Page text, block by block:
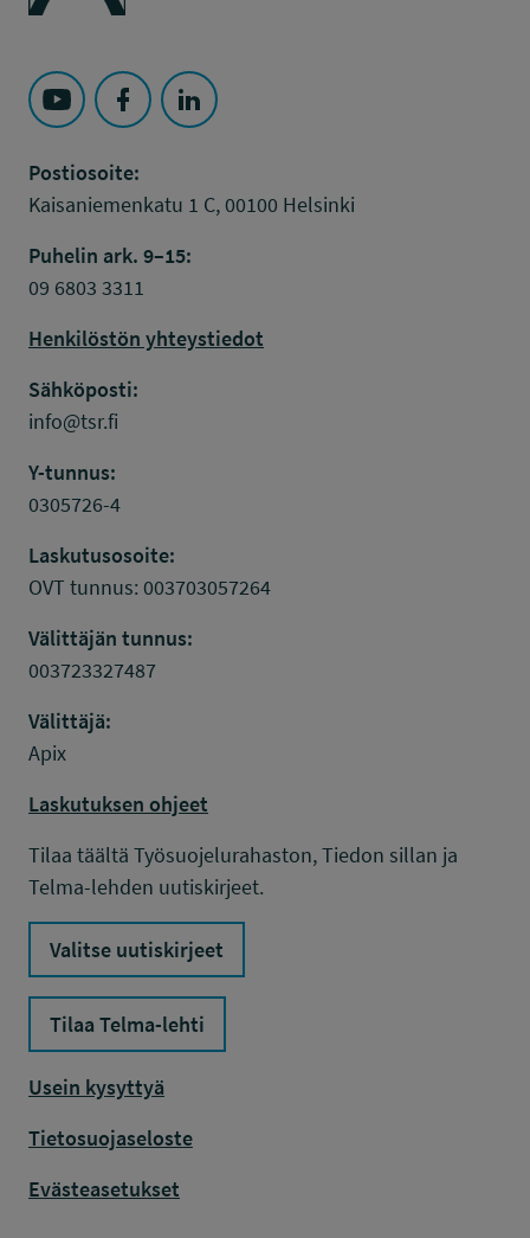
Seuraa Työsuojelurahasto kohteessa: YouTube
Seuraa Työsuojelurahasto kohteessa:
Seuraa Työsuojelurahasto kohteessa:
Postiosoite:
Kaisaniemenkatu 1 C, 00100 Helsinki
Puhelin ark. 9–15:
09 6803 3311
Henkilöstön yhteystiedot
Sähköposti:
info@tsr.fi
Y-tunnus:
0305726-4
Laskutusosoite:
OVT tunnus: 003703057264
Välittäjän tunnus:
003723327487
Välittäjä:
Apix
Laskutuksen ohjeet
Tilaa täältä Työsuojelurahaston, Tiedon sillan ja
Telma-lehden uutiskirjeet.
Valitse uutiskirjeet
Tilaa Telma-lehti
Usein kysyttyä
Tietosuojaseloste
Evästeasetukset